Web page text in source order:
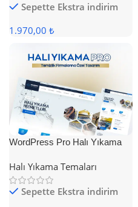
Sepette Ekstra indirim
1.970,00 ₺
WordPress Pro Halı Yıkama
Halı Yıkama Temaları
Sepette Ekstra indirim